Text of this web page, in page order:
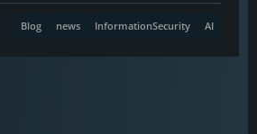
AI
InformationSecurity
news
Blog